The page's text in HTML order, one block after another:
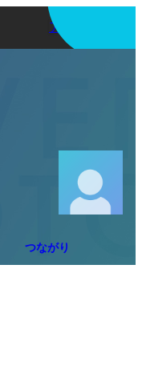
アプリを使う
つながり